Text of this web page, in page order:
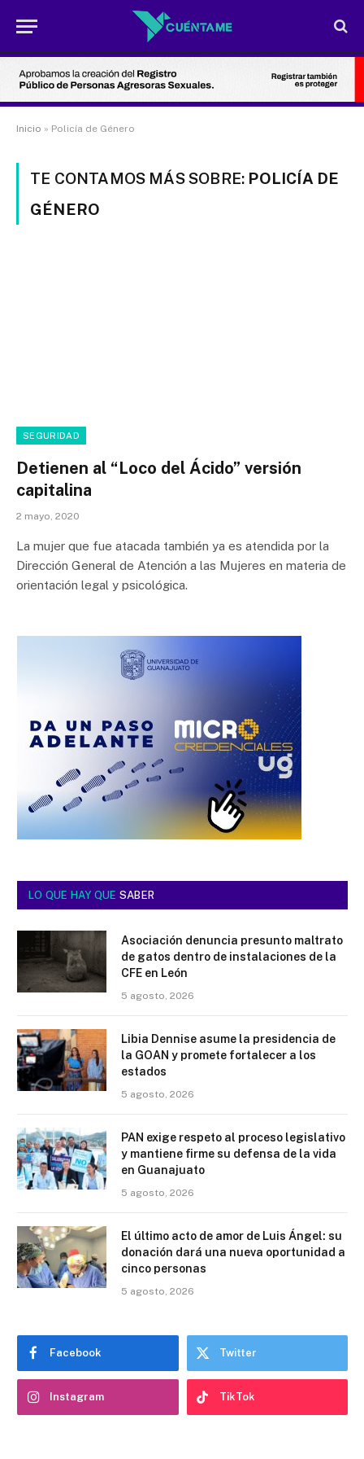
Inicio » Policía de Género
TE CONTAMOS MÁS SOBRE: POLICÍA DE
GÉNERO
SEGURIDAD
Detienen al “Loco del Ácido” versión
capitalina
2 mayo, 2020
La mujer que fue atacada también ya es atendida por la
Dirección General de Atención a las Mujeres en materia de
orientación legal y psicológica.
LO QUE HAY QUE SABER
Asociación denuncia presunto maltrato
de gatos dentro de instalaciones de la
CFE en León
5 agosto, 2026
Libia Dennise asume la presidencia de
la GOAN y promete fortalecer a los
estados
5 agosto, 2026
PAN exige respeto al proceso legislativo
y mantiene firme su defensa de la vida
en Guanajuato
5 agosto, 2026
El último acto de amor de Luis Ángel: su
donación dará una nueva oportunidad a
cinco personas
5 agosto, 2026
Facebook Twitter
Instagram TikTok